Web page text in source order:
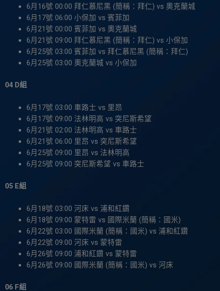
6月16號 00:00 拜仁慕尼黑 (簡稱：拜仁) vs 奧克蘭城
6月17號 06:00 小保加 vs 賓菲加
6月21號 00:00 賓菲加 vs 奧克蘭城
6月21號 09:00 拜仁慕尼黑 (簡稱：拜仁) vs 小保加
6月25號 03:00 賓菲加 vs 拜仁慕尼黑 (簡稱：拜仁)
6月25號 03:00 奧克蘭城 vs 小保加
04 D組
6月17號 03:00 車路士 vs 里昂
6月17號 09:00 法林明高 vs 突尼斯希望
6月21號 02:00 法林明高 vs 車路士
6月21號 06:00 里昂 vs 突尼斯希望
6月25號 09:00 里昂 vs 法林明高
6月25號 09:00 突尼斯希望 vs 車路士
05 E組
6月18號 03:00 河床 vs 浦和紅鑽
6月18號 09:00 蒙特雷 vs 國際米蘭 (簡稱：國米)
6月22號 03:00 國際米蘭 (簡稱：國米) vs 浦和紅鑽
6月22號 09:00 河床 vs 蒙特雷
6月26號 09:00 浦和紅鑽 vs 蒙特雷
6月26號 09:00 國際米蘭 (簡稱：國米) vs 河床
06 F組